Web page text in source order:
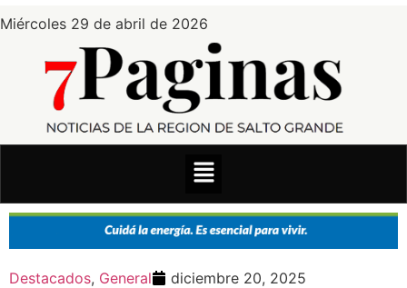
Miércoles 29 de abril de 2026
Destacados, General diciembre 20, 2025